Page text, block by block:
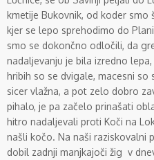
kmetije Bukovnik, od koder
kjer se lepo sprehodimo do
smo se dokončno odločili, da
nadaljevanju je bila izredno
hribih so se dvigale, macesni
sicer vlažna, a pot zelo dobro
pihalo, je pa začelo prinašati
hitro nadaljevali proti Koči na
našli kočo. Na naši raziskovalni
dobil zadnji manjkajoči žig v